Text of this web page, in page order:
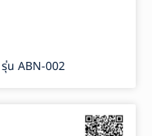
รุ่น ABN-002